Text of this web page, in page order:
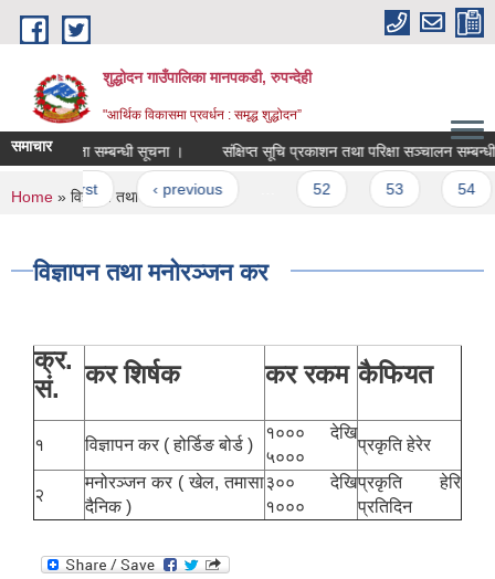
Skip to main content
शुद्धोदन गाउँपालिका मानपकडी, रुपन्देही
"आर्थिक विकासमा प्रवर्धन : समृद्ध शुद्धोदन”
समाचारसम्बन्धी सूचना । संक्षिप्त सूचि प्रकाशन तथा परिक्षा सञ्‍चालन सम्बन्धी
‹ previous
You are here
Home » विज्ञापन तथा मनोरञ्जन कर
विज्ञापन तथा मनोरञ्जन कर
क्र.
सं.
कर शिर्षक कर रकम कैफियत
१ विज्ञापन कर ( होर्डिङ बोर्ड )
१००० देखि
५०००
प्रकृति हेरेर
२
मनोरञ्जन कर ( खेल, तमासा
दैनिक )
३०० देखि
१०००
प्रकृति हेरि
प्रतिदिन